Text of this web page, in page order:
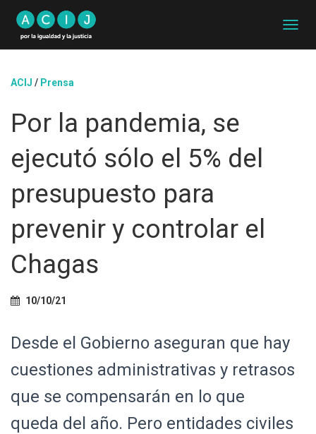
A
ACIJ / Prensa
Por la pandemia, se
ejecutó sólo el 5% del
presupuesto para
prevenir y controlar el
Chagas
10/10/21
Desde el Gobierno aseguran que hay
cuestiones administrativas y retrasos
que se compensarán en lo que
queda del año. Pero entidades civiles